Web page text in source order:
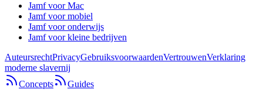
Jamf voor Mac
Jamf voor mobiel
Jamf voor onderwijs
Jamf voor kleine bedrijven
AuteursrechtPrivacyGebruiksvoorwaardenVertrouwenVerklaring
moderne slavernij
Concepts
Guides